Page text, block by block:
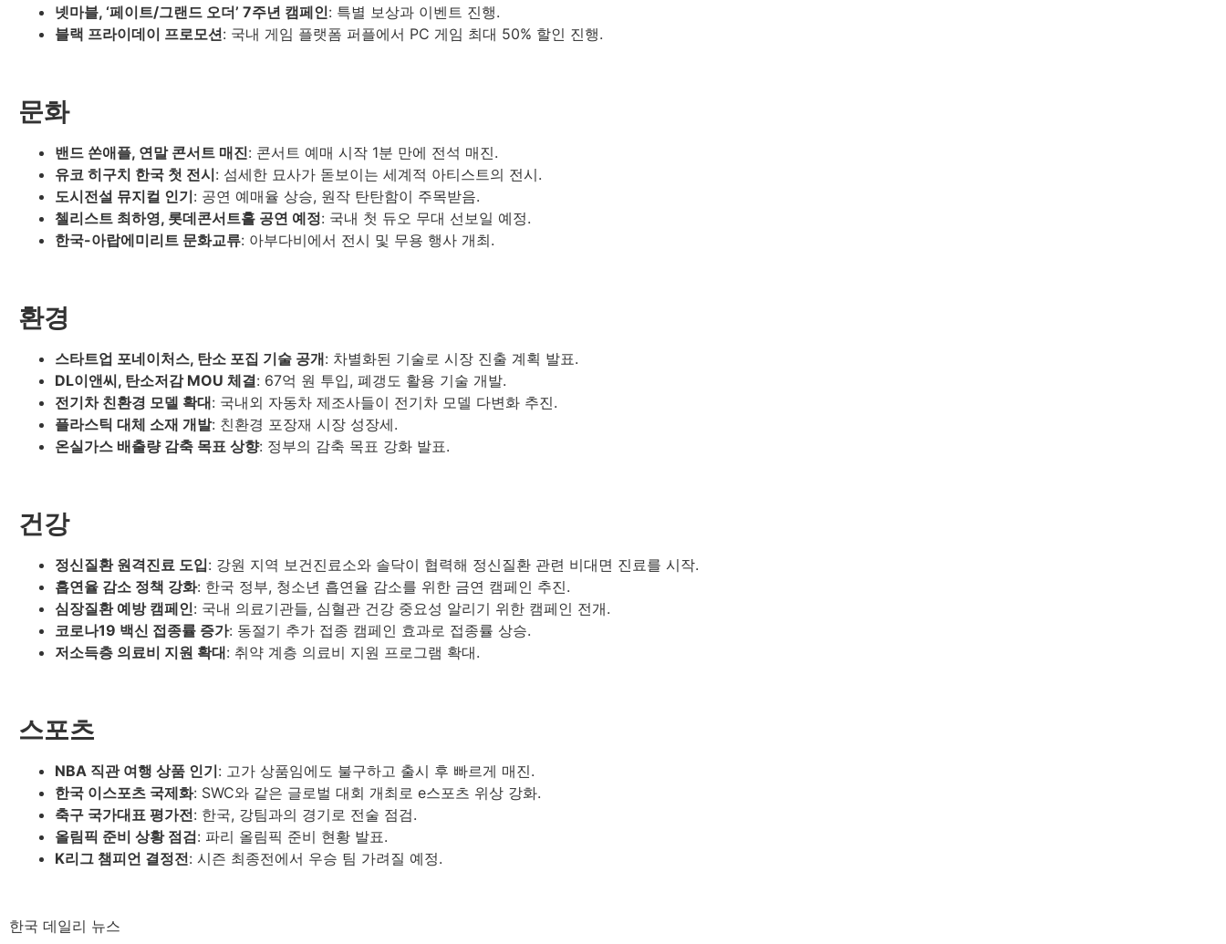
넷마블, ‘페이트/그랜드 오더’ 7주년 캠페인: 특별 보상과 이벤트 진행.
블랙 프라이데이 프로모션: 국내 게임 플랫폼 퍼플에서 PC 게임 최대 50% 할인 진행.
문화
밴드 쏜애플, 연말 콘서트 매진: 콘서트 예매 시작 1분 만에 전석 매진.
유코 히구치 한국 첫 전시: 섬세한 묘사가 돋보이는 세계적 아티스트의 전시.
도시전설 뮤지컬 인기: 공연 예매율 상승, 원작 탄탄함이 주목받음.
첼리스트 최하영, 롯데콘서트홀 공연 예정: 국내 첫 듀오 무대 선보일 예정.
한국-아랍에미리트 문화교류: 아부다비에서 전시 및 무용 행사 개최.
환경
스타트업 포네이처스, 탄소 포집 기술 공개: 차별화된 기술로 시장 진출 계획 발표.
DL이앤씨, 탄소저감 MOU 체결: 67억 원 투입, 폐갱도 활용 기술 개발.
전기차 친환경 모델 확대: 국내외 자동차 제조사들이 전기차 모델 다변화 추진.
플라스틱 대체 소재 개발: 친환경 포장재 시장 성장세.
온실가스 배출량 감축 목표 상향: 정부의 감축 목표 강화 발표.
건강
정신질환 원격진료 도입: 강원 지역 보건진료소와 솔닥이 협력해 정신질환 관련 비대면 진료를 시작.
흡연율 감소 정책 강화: 한국 정부, 청소년 흡연율 감소를 위한 금연 캠페인 추진.
심장질환 예방 캠페인: 국내 의료기관들, 심혈관 건강 중요성 알리기 위한 캠페인 전개.
코로나19 백신 접종률 증가: 동절기 추가 접종 캠페인 효과로 접종률 상승.
저소득층 의료비 지원 확대: 취약 계층 의료비 지원 프로그램 확대.
스포츠
NBA 직관 여행 상품 인기: 고가 상품임에도 불구하고 출시 후 빠르게 매진.
한국 이스포츠 국제화: SWC와 같은 글로벌 대회 개최로 e스포츠 위상 강화.
축구 국가대표 평가전: 한국, 강팀과의 경기로 전술 점검.
올림픽 준비 상황 점검: 파리 올림픽 준비 현황 발표.
K리그 챔피언 결정전: 시즌 최종전에서 우승 팀 가려질 예정.
한국 데일리 뉴스